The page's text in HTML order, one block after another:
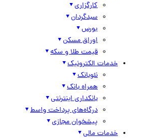
کارگزاری
سبدگردان
بورس
اوراق مسکن
قیمت طلا و سکه
خدمات الکترونیک
نئوبانک
همراه بانک
بانکداری اینترنتی
درگاه‌های پرداخت واسط
پیشخوان مجازی
خدمات مالی